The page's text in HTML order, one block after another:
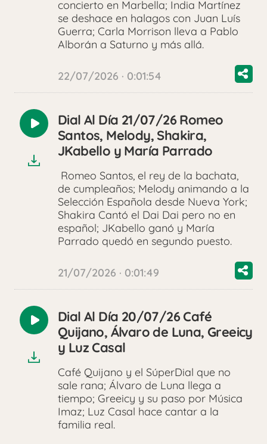
concierto en Marbella; India Martínez
se deshace en halagos con Juan Luís
Guerra; Carla Morrison lleva a Pablo
Alborán a Saturno y más allá.
22/07/2026 · 0:01:54
Reproducir
audio
Dial Al Día 21/07/26 Romeo
Santos, Melody, Shakira,
JKabello y María Parrado
Romeo Santos, el rey de la bachata,
de cumpleaños; Melody animando a la
Selección Española desde Nueva York;
Shakira Cantó el Dai Dai pero no en
español; JKabello ganó y María
Parrado quedó en segundo puesto.
21/07/2026 · 0:01:49
Reproducir
audio
Dial Al Día 20/07/26 Café
Quijano, Álvaro de Luna, Greeicy
y Luz Casal
Café Quijano y el SúperDial que no
sale rana; Álvaro de Luna llega a
tiempo; Greeicy y su paso por Música
Imaz; Luz Casal hace cantar a la
familia real.